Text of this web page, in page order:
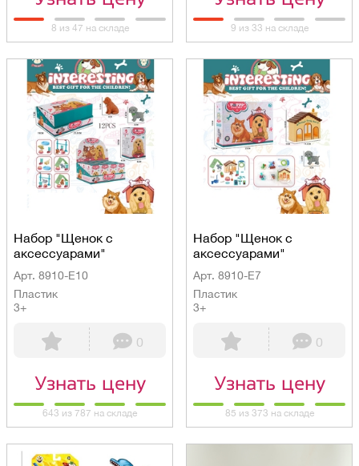
8 из 47 на складе 9 из 33 на складе
Набор "Щенок с
аксессуарами"
Арт. 8910-E10
Пластик
3+
0
Узнать цену
643 из 787 на складе
Набор "Щенок с
аксессуарами"
Арт. 8910-E7
Пластик
3+
0
Узнать цену
85 из 373 на складе